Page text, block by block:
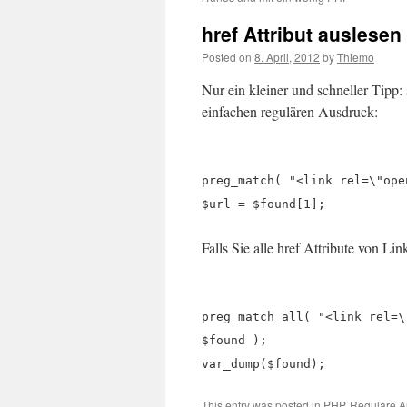
href Attribut auslesen
Posted on 8. April, 2012 byThiemo
Nur ein kleiner und schneller Tipp:
einfachen regulären Ausdruck:
preg_match( "<link
$url = $found[1];
Falls Sie alle href Attribute von
preg_match_all( "<link
$found );
var_dump($found);